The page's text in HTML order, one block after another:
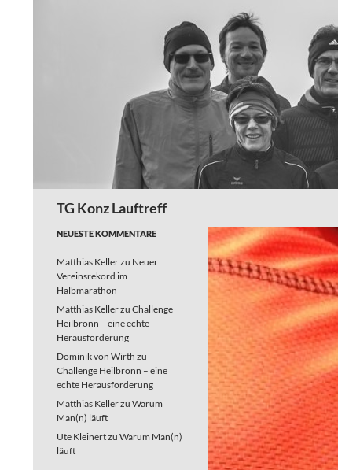
TG Konz Lauftreff
NEUESTE KOMMENTARE
Matthias Kellerzu Neuer
Vereinsrekord im
Halbmarathon
Matthias Kellerzu Challenge
Heilbronn – eine echte
Herausforderung
Dominik von Wirth zu
Challenge Heilbronn – eine
echte Herausforderung
Matthias Kellerzu Warum
Man(n) läuft
Ute Kleinertzu Warum Man(n)
läuft